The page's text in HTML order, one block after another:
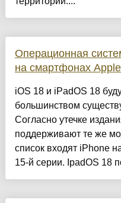
Операционная
на смартфонах
iOS 18 и iPadOS 18
большинством
Согласно утечке
поддерживают те же
список входят iPhone
15-й серии. IpadOS 18